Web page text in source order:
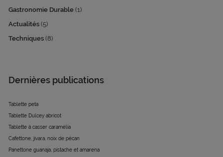
Gastronomie Durable (1)
Actualités (5)
Techniques (8)
Dernières publications
Tablette peta
Tablette Dulcey abricot
Tablette à casser caramélia
Cafettone, jivara, noix de pécan
Panettone guanaja, pistache et amarena